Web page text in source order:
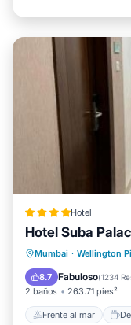
Hotel
Hotel Suba
Mumbai · Wellington
8.7 Fabuloso(1234
2 baños 263.71 pies²
Frente al mar
Frente al
Vista al mar